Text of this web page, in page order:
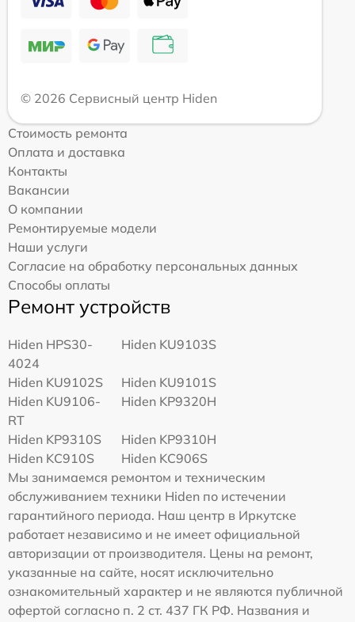
© 2026 Сервисный центр Hiden
Стоимость ремонта
Оплата и доставка
Контакты
Вакансии
О компании
Ремонтируемые модели
Наши услуги
Согласие на обработку персональных данных
Способы оплаты
Ремонт устройств
Hiden HPS30-
4024
Hiden KU9103S
Hiden KU9102S
Hiden KU9101S
Hiden KU9106-
RT
Hiden KP9320H
Hiden KP9310S
Hiden KP9310H
Hiden KC910S
Hiden KC906S
Мы занимаемся ремонтом и техническим
обслуживанием техники Hiden по истечении
гарантийного периода. Наш центр в Иркутске
работает независимо и не имеет официальной
авторизации от производителя. Цены на ремонт,
указанные на сайте, носят исключительно
ознакомительный характер и не являются публичной
офертой согласно п. 2 ст. 437 ГК РФ. Названия и